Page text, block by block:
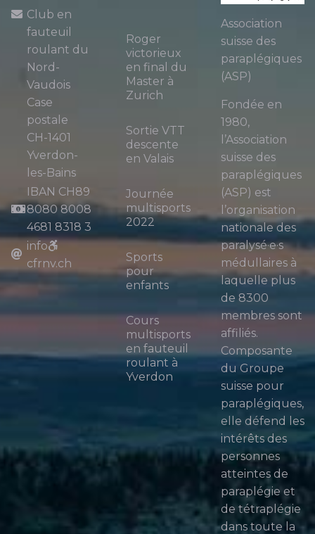
Club en
fauteuil
roulant du
Nord-
Vaudois
Case
postale
CH-1401
Yverdon-
les-Bains
IBAN CH89
8080 8008
4681 8318 3
info
cfrnv.ch
Roger
victorieux
en final du
Master à
Zurich
Sortie VTT
descente
en Valais
Journée
multisports
2022
Sports
pour
enfants
Cours
multisports
en fauteuil
roulant à
Yverdon
Association
suisse des
paraplégiques
(ASP)
Fondée en
1980,
l’Association
suisse des
paraplégiques
(ASP) est
l’organisation
nationale des
paralysé·e·s
médullaires à
laquelle plus
de 8300
membres sont
affiliés.
Composante
du Groupe
suisse pour
paraplégiques,
elle défend les
intérêts des
personnes
atteintes de
paraplégie et
de tétraplégie
dans toute la